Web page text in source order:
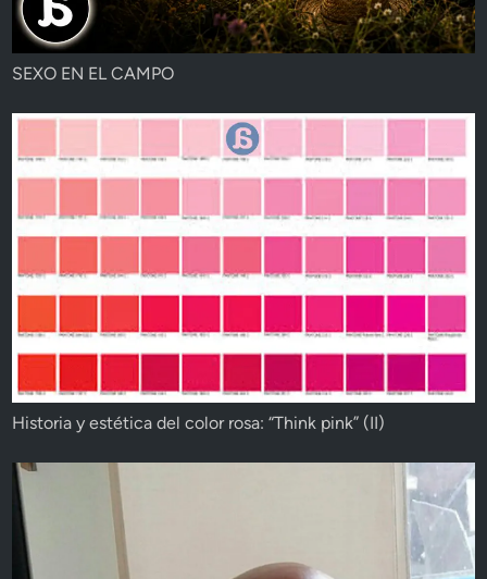
SEXO EN EL CAMPO
Historia y estética del color rosa: “Think pink” (II)